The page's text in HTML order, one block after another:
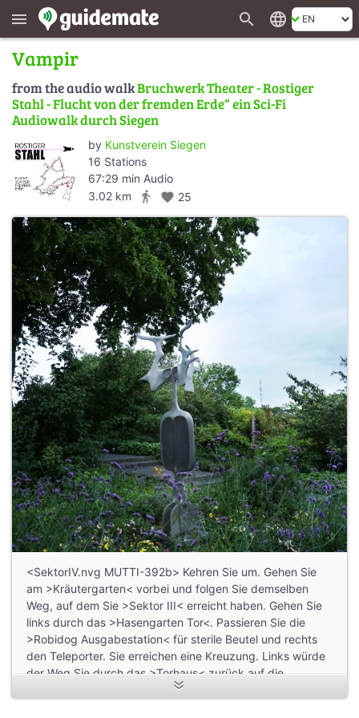
menu search language
Vampir
from the audio walkBruchwerk Theater - Rostiger
Stahl - Flucht von der fremden Erde“ ein Sci-Fi
Audiowalk durch Siegen
by Kunstverein Siegen
16 Stations
67:29 min Audio
3.02 km
directions_walk favorite 25
<SektorIV.nvg MUTTI-392b> Kehren Sie um. Gehen Sie
am >Kräutergarten< vorbei und folgen Sie demselben
Weg, auf dem Sie >Sektor III< erreicht haben. Gehen Sie
links durch das >Hasengarten Tor<. Passieren Sie die
>Robidog Ausgabestation< für sterile Beutel und rechts
den Teleporter. Sie erreichen eine Kreuzung. Links würde
der Weg Sie durch das >Torhaus< zurück auf die
>Burgstraße< führen. Halten Sie sich rechts und folgen